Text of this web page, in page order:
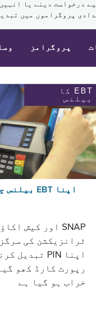
درخواست دینے یا
پروگراموں میں
پروگرامز
EBT کا
بیلنس
اپنا EBT بیلنس چیک کریں
SNAP اور کیش اکاؤنٹ
ٹرانزیکشن کی
اپنا PIN تبدیل کرنا
رپورٹ کارڈ کھو
خراب ہو گيا ہے